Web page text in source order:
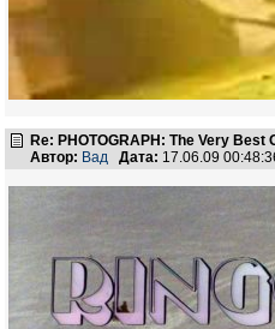
Re: PHOTOGRAPH: The Very Best
Автор: Вад Дата: 17.06.09